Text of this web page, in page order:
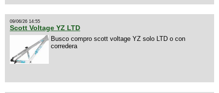
09/06/26 14:55
Scott Voltage YZ LTD
Busco compro scott voltage YZ solo LTD o con
corredera